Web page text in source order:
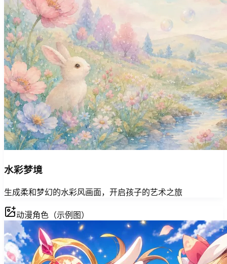
水彩梦境
生成柔和梦幻的水彩风画面，开启孩子的艺术之旅
动漫角色（示例图）